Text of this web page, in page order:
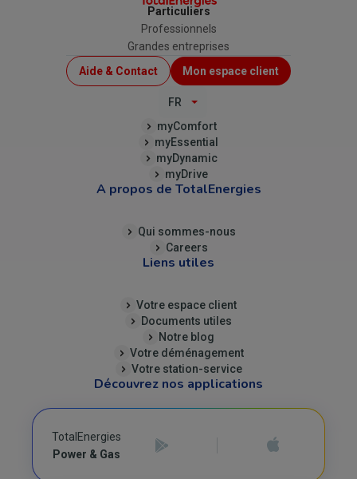
Particuliers
Professionnels
Grandes entreprises
Menu
Top
Aide & Contact Mon espace client
FR
myComfort
myEssential
myDynamic
myDrive
A propos de TotalEnergies
Qui sommes-nous
Careers
Liens utiles
Votre espace client
Documents utiles
Notre blog
Votre déménagement
Votre station-service
Découvrez nos applications
TotalEnergies
Power & Gas